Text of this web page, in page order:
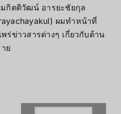
กิตติวัฒน์ อารยะชัยกุล
ผมทำหน้าที่
ร่ข่าวสารต่างๆ เกี่ยวกับด้าน
ย